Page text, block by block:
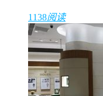
1138阅读